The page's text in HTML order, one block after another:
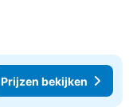
Prijzen bekijken